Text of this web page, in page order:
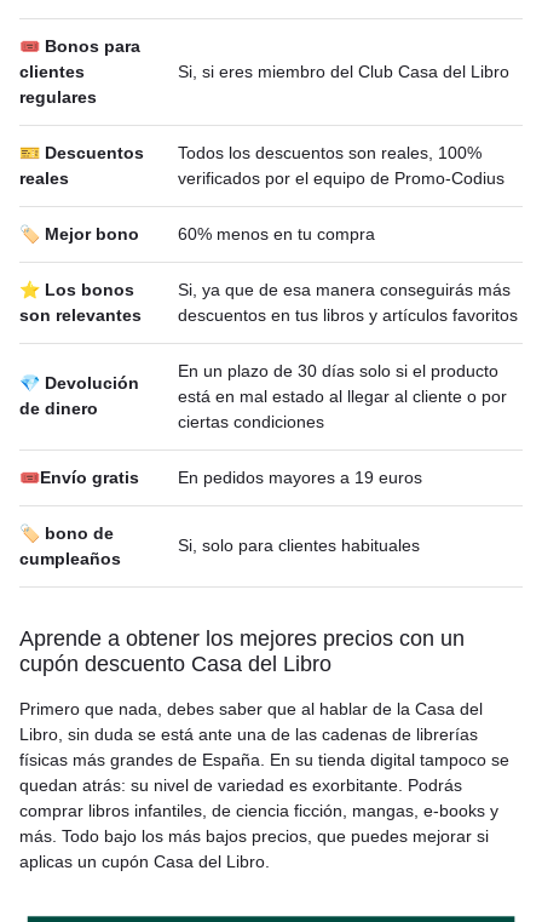
🎟 Bonos para
clientes
regulares
Si, si eres miembro del Club Casa del Libro
🎫 Descuentos
reales
Todos los descuentos son reales, 100%
verificados por el equipo de Promo-Codius
🏷️ Mejor bono 60% menos en tu compra
⭐ Los bonos
son relevantes
Si, ya que de esa manera conseguirás más
descuentos en tus libros y artículos favoritos
💎 Devolución
de dinero
En un plazo de 30 días solo si el producto
está en mal estado al llegar al cliente o por
ciertas condiciones
🎟Envío gratis En pedidos mayores a 19 euros
🏷️ bono de
cumpleaños
Si, solo para clientes habituales
Aprende a obtener los mejores precios con un
cupón descuento Casa del Libro
Primero que nada, debes saber que al hablar de la Casa del
Libro, sin duda se está ante una de las cadenas de librerías
físicas más grandes de España. En su tienda digital tampoco se
quedan atrás: su nivel de variedad es exorbitante. Podrás
comprar libros infantiles, de ciencia ficción, mangas, e-books y
más. Todo bajo los más bajos precios, que puedes mejorar si
aplicas un cupón Casa del Libro.